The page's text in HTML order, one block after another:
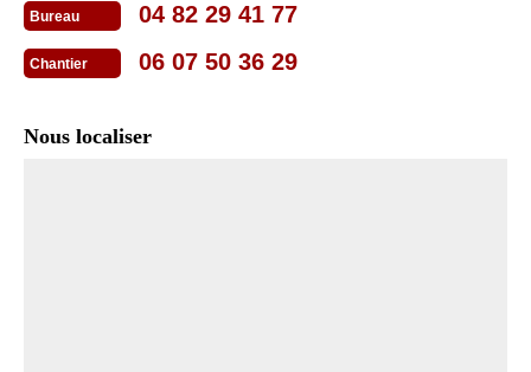
Bureau 04 82 29 41 77
Chantier 06 07 50 36 29
Nous localiser